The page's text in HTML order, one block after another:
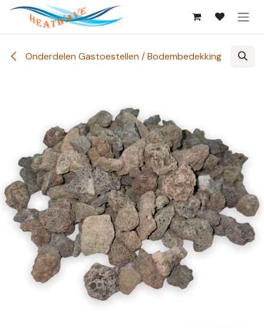
Overslaan naar inhoud
Onderdelen Gastoestellen / Bodembedekking